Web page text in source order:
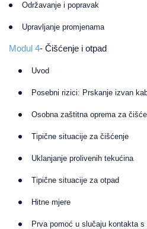
Održavanje i popravak
Upravljanje promjenama
Modul 4- Čišćenje i otpad
Uvod
Posebni rizici: Prskanje izvan
Osobna zaštitna oprema za
Tipične situacije za čišćenje
Uklanjanje prolivenih tekućina
Tipične situacije za otpad
Hitne mjere
Prva pomoć u slučaju kontakta